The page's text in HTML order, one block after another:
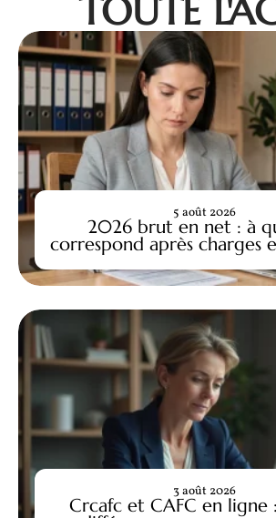
TOUTE
2026 brut en net : à
correspond après charges
5 août 2026
Crcafc et CAFC en ligne
3 août 2026